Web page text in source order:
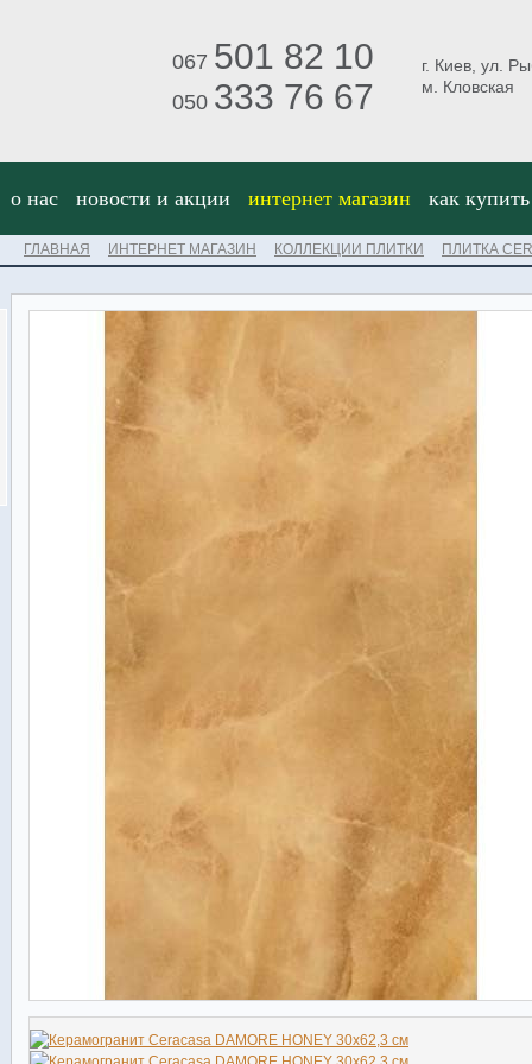
067 501 82 10
050 333 76 67
г. Киев, ул.
м. Кловская
о нас новости и акции интернет магазин как купить
ГЛАВНАЯ ИНТЕРНЕТ МАГАЗИН КОЛЛЕКЦИИ ПЛИТКИ ПЛИТКА